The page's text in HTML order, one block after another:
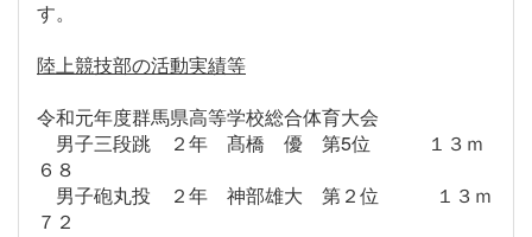
す。
陸上競技部の活動実績等
令和元年度群馬県高等学校総合体育大会
男子三段跳 ２年 髙橋 優 第5位 １３ｍ
６８
男子砲丸投 ２年 神部雄大 第２位 １３ｍ
７２